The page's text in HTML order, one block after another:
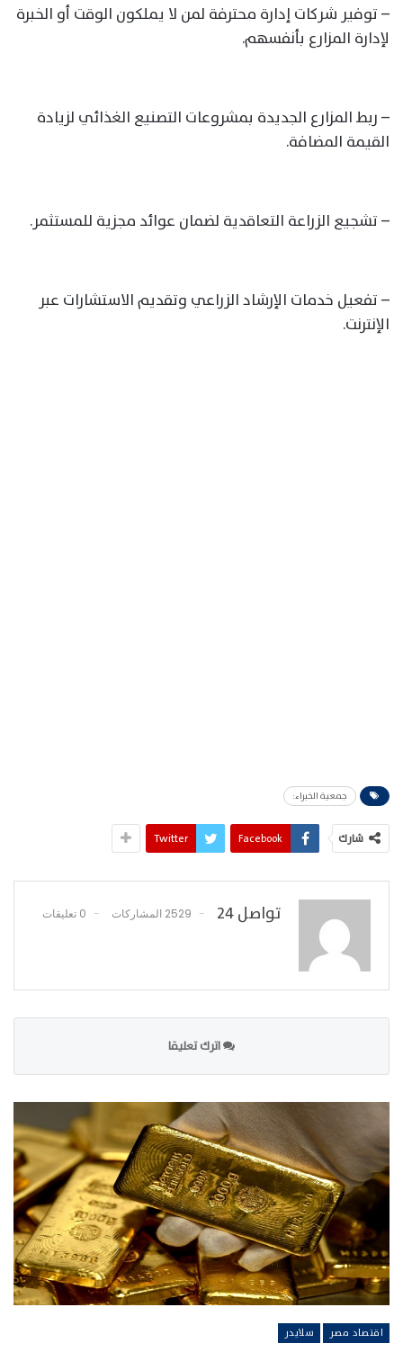
– توفير شركات إدارة محترفة لمن لا يملكون الوقت أو الخبرة
لإدارة المزارع بأنفسهم.
– ربط المزارع الجديدة بمشروعات التصنيع الغذائي لزيادة
القيمة المضافة.
– تشجيع الزراعة التعاقدية لضمان عوائد مجزية للمستثمر.
– تفعيل خدمات الإرشاد الزراعي وتقديم الاستشارات عبر
الإنترنت.
جمعية الخبراء:
شارك Facebook
Twitter
تواصل 24 2529 المشاركات 0 تعليقات
اترك تعليقا
اقتصاد مصر سلايدر